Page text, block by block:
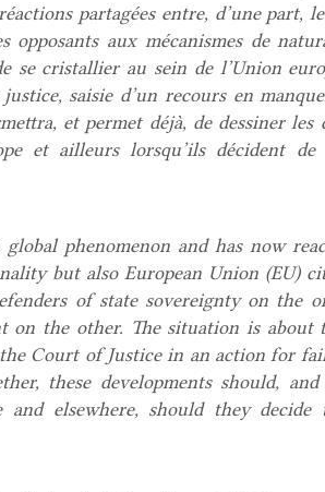
partagées entre, d’une part,
opposants aux mécanismes de
se cristallier au sein de l’Union
saisie d’un recours en
et permet déjà, de dessiner les
et ailleurs lorsqu’ils décident de
phenomenon and has now
but also European Union (EU)
of state sovereignty on the
on the other. The situation is about
Court of Justice in an action for
these developments should, and
elsewhere, should they